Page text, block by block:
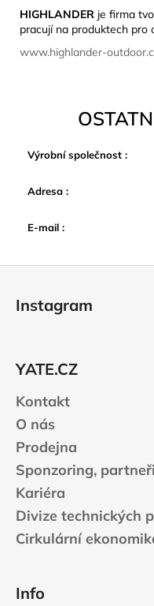
HIGHLANDER je firma
pracují na produktech pro
www.highlander-
Výrobní společnost :
Adresa :
E-mail :
Instagram
YATE.CZ
Kontakt
O nás
Prodejna
Sponzoring, partneři
Kariéra
Divize technických
Cirkulární
Info